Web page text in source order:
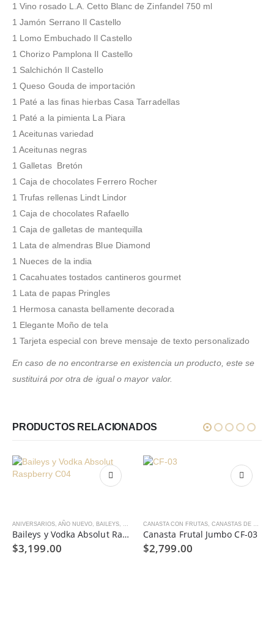
1 Vino rosado L.A. Cetto Blanc de Zinfandel 750 ml
1 Jamón Serrano Il Castello
1 Lomo Embuchado Il Castello
1 Chorizo Pamplona Il Castello
1 Salchichón Il Castello
1 Queso Gouda de importación
1 Paté a las finas hierbas Casa Tarradellas
1 Paté a la pimienta La Piara
1 Aceitunas variedad
1 Aceitunas negras
1 Galletas Bretón
1 Caja de chocolates Ferrero Rocher
1 Trufas rellenas Lindt Lindor
1 Caja de chocolates Rafaello
1 Caja de galletas de mantequilla
1 Lata de almendras Blue Diamond
1 Nueces de la india
1 Cacahuates tostados cantineros gourmet
1 Lata de papas Pringles
1 Hermosa canasta bellamente decorada
1 Elegante Moño de tela
1 Tarjeta especial con breve mensaje de texto personalizado
En caso de no encontrarse en existencia un producto, este se
sustituirá por otra de igual o mayor valor.
PRODUCTOS RELACIONADOS
,CENAS, BRINDIS Y REGALOS HOME OFFICE DÍA DEL PADRE,VERANO
ANIVERSARIOS AÑO NUEVO BAILEYS CANASTA CON LICORES, CANASTAS DE REGALO
Baileys y Vodka Absolut Raspberry C04
$3,199.00
CANASTA CON FRUTAS CANASTAS DE REGALO
Canasta Frutal Jumbo CF-03
$2,799.00